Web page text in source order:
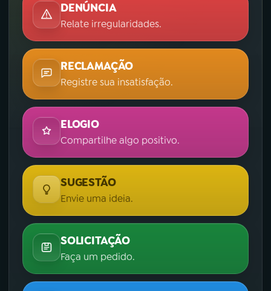
DENÚNCIA
Relate irregularidades.
RECLAMAÇÃO
Registre sua insatisfação.
ELOGIO
Compartilhe algo positivo.
SUGESTÃO
Envie uma ideia.
SOLICITAÇÃO
Faça um pedido.